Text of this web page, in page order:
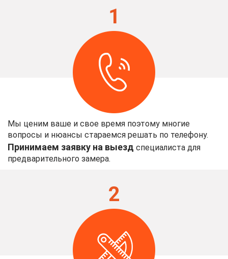
Мы ценим ваше и свое время поэтому многие
вопросы и нюансы стараемся решать по телефону.
Принимаем заявку на выезд специалиста для
предварительного замера.
1
2